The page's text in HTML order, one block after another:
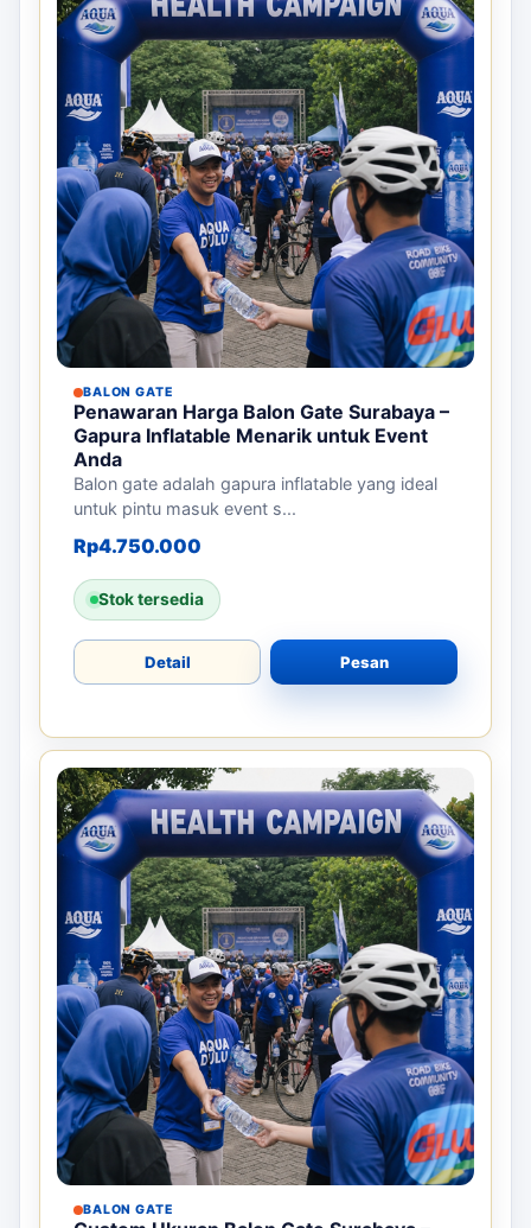
BALON GATE
Penawaran Harga Balon Gate Surabaya –
Gapura Inflatable Menarik untuk Event
Anda
Balon gate adalah gapura inflatable yang ideal
untuk pintu masuk event s...
Rp4.750.000
Stok tersedia
Detail Pesan
BALON GATE